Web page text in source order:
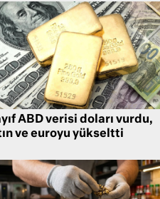
ABD verisi doları vurdu,
ve euroyu yükseltti